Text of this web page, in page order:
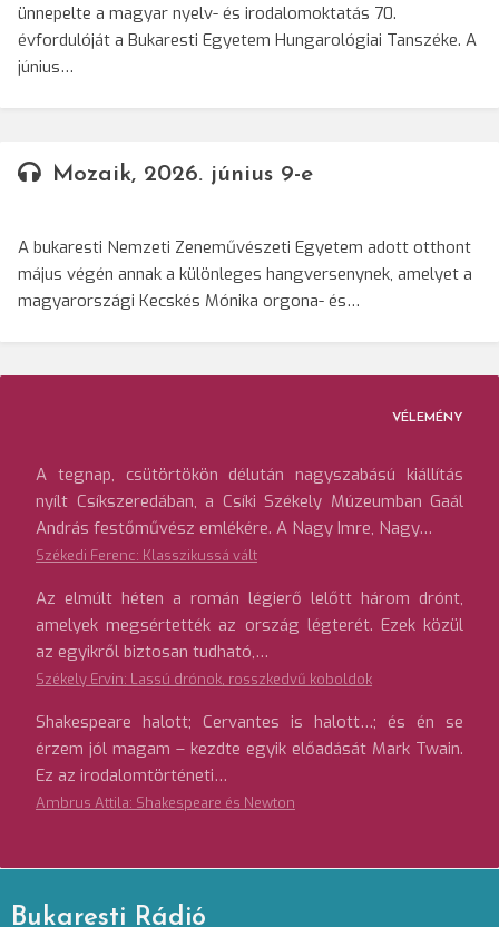
ünnepelte a magyar nyelv- és irodalomoktatás 70.
évfordulóját a Bukaresti Egyetem Hungarológiai Tanszéke. A
június…
Mozaik, 2026. június 9-e
A bukaresti Nemzeti Zeneművészeti Egyetem adott otthont
május végén annak a különleges hangversenynek, amelyet a
magyarországi Kecskés Mónika orgona- és…
VÉLEMÉNY
A tegnap, csütörtökön délután nagyszabású kiállítás
nyílt Csíkszeredában, a Csíki Székely Múzeumban Gaál
András festőművész emlékére. A Nagy Imre, Nagy…
Székedi Ferenc: Klasszikussá vált
Az elmúlt héten a román légierő lelőtt három drónt,
amelyek megsértették az ország légterét. Ezek közül
az egyikről biztosan tudható,…
Székely Ervin: Lassú drónok, rosszkedvű koboldok
Shakespeare halott; Cervantes is halott…; és én se
érzem jól magam – kezdte egyik előadását Mark Twain.
Ez az irodalomtörténeti…
Ambrus Attila: Shakespeare és Newton
Bukaresti Rádió